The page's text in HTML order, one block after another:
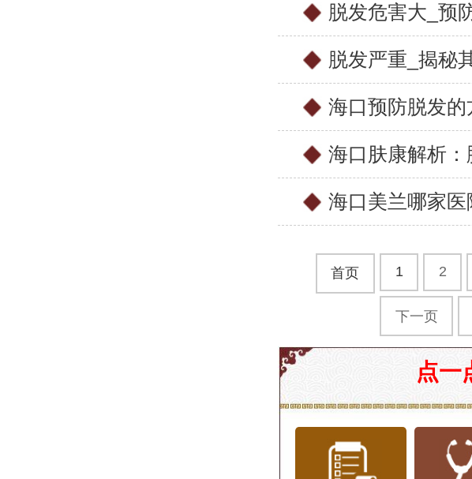
脱发危害大_预
脱发严重_揭秘
海口预防脱发
海口肤康解析
海口美兰哪家
首页 1 2
下一页
点一